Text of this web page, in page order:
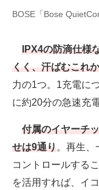
BOSE「Bose
IPX4の防滴仕様
くく、汗ばむこれ
力の1つ。1充電に
に約20分の急速充
付属のイヤーチ
せは9通り。再生、
コントロールする
を活用すれば、イ